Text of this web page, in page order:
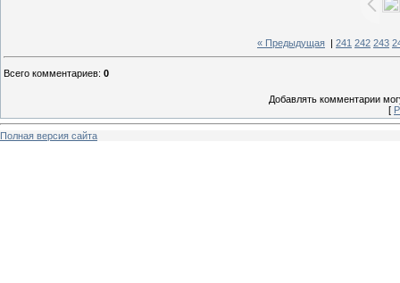
« Предыдущая 241 242 243
Всего комментариев: 0
Добавлять комментарии
[
Полная версия сайта